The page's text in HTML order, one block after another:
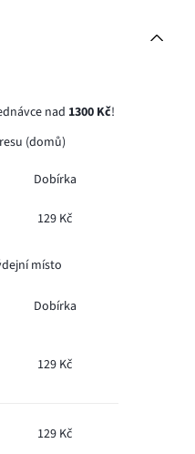
nad 1300 Kč!
(domů)
Dobírka
129 Kč
místo
Dobírka
129 Kč
129 Kč